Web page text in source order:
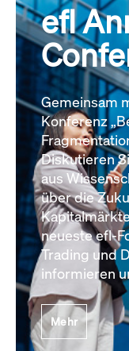
efl
Gemeinsam
Konferenz
Diskutieren
aus
über die
neueste efl-
Trading und
informieren
Mehr